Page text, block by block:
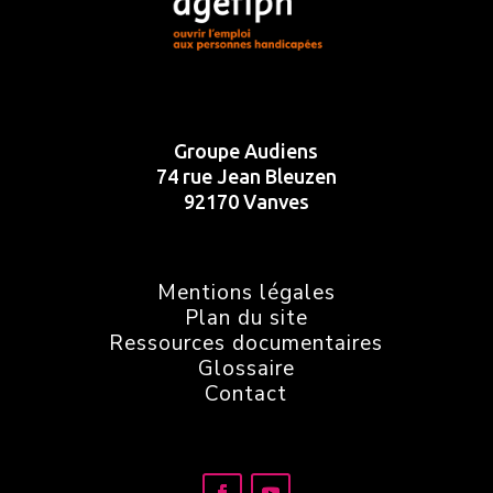
Groupe Audiens
74 rue Jean Bleuzen
92170 Vanves
Mentions légales
Plan du site
Ressources documentaires
Glossaire
Contact